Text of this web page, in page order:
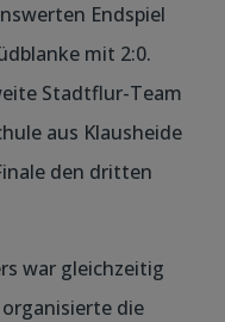
Endspiel
mit 2:0.
Stadtflur-Team
aus Klausheide
den dritten
war gleichzeitig
die